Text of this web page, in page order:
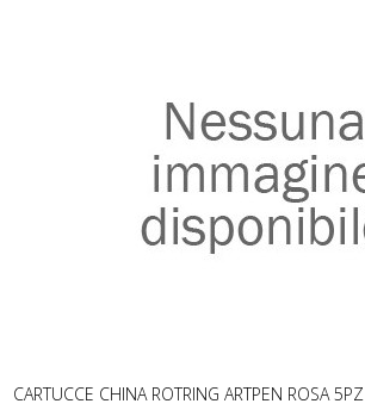
CARTUCCE CHINA ROTRING ARTPEN ROSA 5PZ